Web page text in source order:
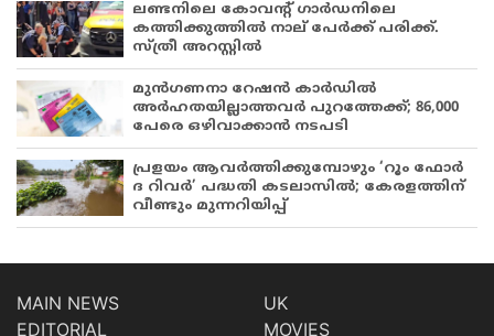
ലണ്ടനിലെ കോവന്റ് ഗാർഡനിലെ
കത്തിക്കുത്തിൽ നാല് പേർക്ക് പരിക്ക്.
സ്ത്രീ അറസ്റ്റിൽ
മുൻഗണനാ റേഷൻ കാർഡിൽ
അർഹതയില്ലാത്തവർ പുറത്തേക്ക്; 86,000
പേരെ ഒഴിവാക്കാൻ നടപടി
പ്രളയം ആവർത്തിക്കുമ്പോഴും ‘റൂം ഫോർ
ദ റിവർ’ പദ്ധതി കടലാസിൽ; കേരളത്തിന്
വീണ്ടും മുന്നറിയിപ്പ്
MAIN NEWS
EDITORIAL
UK
MOVIES